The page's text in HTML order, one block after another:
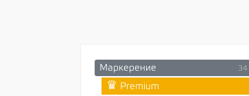
Маркерение 34
♛ Premium